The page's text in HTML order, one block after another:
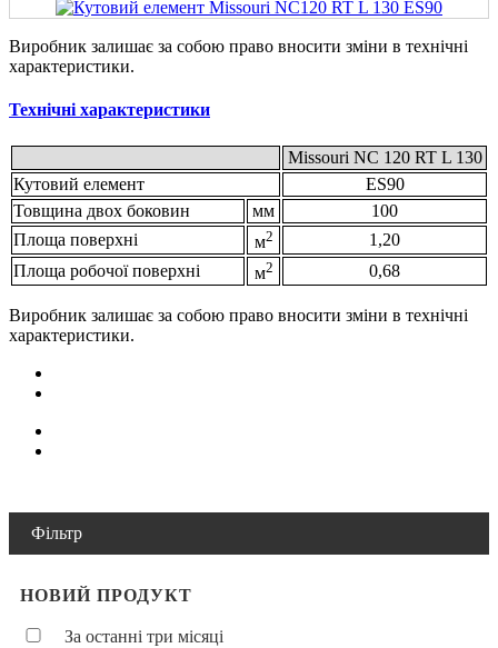
Виробник залишає за собою право вносити зміни в технічні
характеристики.
Технічні характеристики
Мissouri NC 120 RT L 130
Кутовий елемент
ES90
Товщина двох боковин
мм
100
Площа поверхні
м2
1,20
Площа робочої поверхні
м2 0,68
Виробник залишає за собою право вносити зміни в технічні
характеристики.
Фільтр
НОВИЙ ПРОДУКТ
За останні три місяці